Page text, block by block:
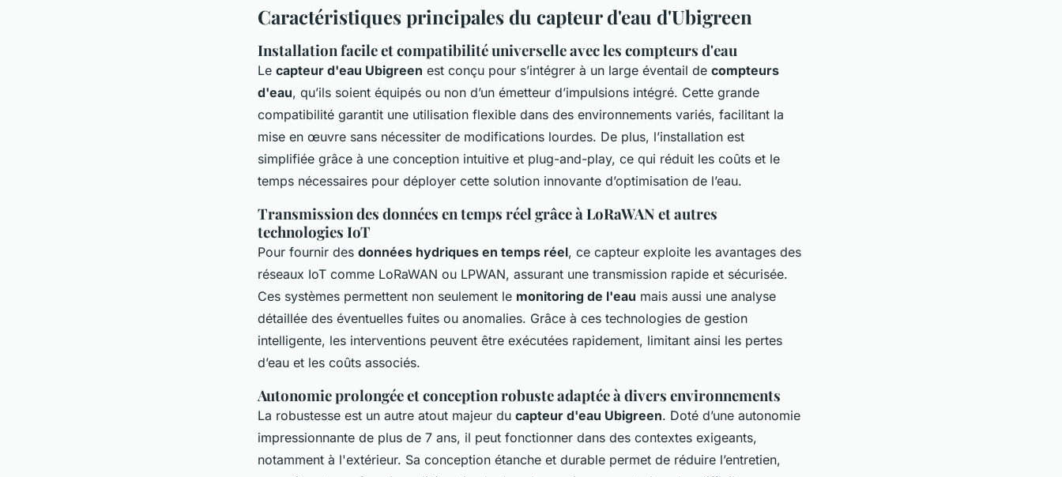
Caractéristiques principales du capteur d'eau d'Ubigreen
Installation facile et compatibilité universelle avec les compteurs d'eau
Le capteur d'eau Ubigreen est conçu pour s’intégrer à un large éventail de compteurs
d'eau, qu’ils soient équipés ou non d’un émetteur d’impulsions intégré. Cette grande
compatibilité garantit une utilisation flexible dans des environnements variés, facilitant la
mise en œuvre sans nécessiter de modifications lourdes. De plus, l’installation est
simplifiée grâce à une conception intuitive et plug-and-play, ce qui réduit les coûts et le
temps nécessaires pour déployer cette solution innovante d’optimisation de l’eau.
Transmission des données en temps réel grâce à LoRaWAN et autres
technologies IoT
Pour fournir des données hydriques en temps réel, ce capteur exploite les avantages des
réseaux IoT comme LoRaWAN ou LPWAN, assurant une transmission rapide et sécurisée.
Ces systèmes permettent non seulement le monitoring de l'eau mais aussi une analyse
détaillée des éventuelles fuites ou anomalies. Grâce à ces technologies de gestion
intelligente, les interventions peuvent être exécutées rapidement, limitant ainsi les pertes
d’eau et les coûts associés.
Autonomie prolongée et conception robuste adaptée à divers environnements
La robustesse est un autre atout majeur du capteur d'eau Ubigreen. Doté d’une autonomie
impressionnante de plus de 7 ans, il peut fonctionner dans des contextes exigeants,
notamment à l'extérieur. Sa conception étanche et durable permet de réduire l’entretien,